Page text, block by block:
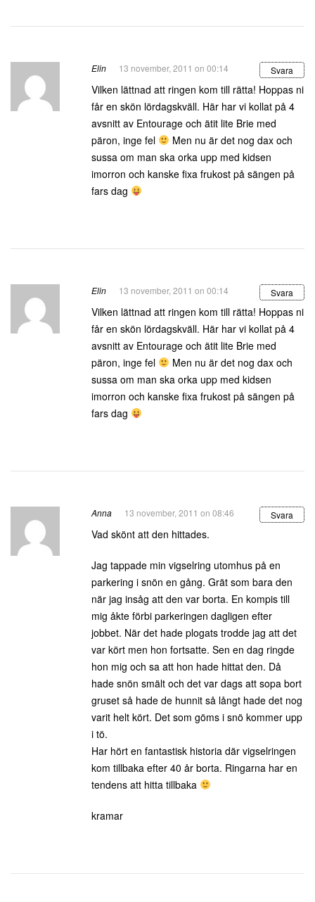
Elin 13 november, 2011 on 00:14 Svara
Vilken lättnad att ringen kom till rätta! Hoppas ni
får en skön lördagskväll. Här har vi kollat på 4
avsnitt av Entourage och ätit lite Brie med
päron, inge fel
Men nu är det nog dax och
sussa om man ska orka upp med kidsen
imorron och kanske fixa frukost på sängen på
fars dag
Elin 13 november, 2011 on 00:14 Svara
Vilken lättnad att ringen kom till rätta! Hoppas ni
får en skön lördagskväll. Här har vi kollat på 4
avsnitt av Entourage och ätit lite Brie med
päron, inge fel
Men nu är det nog dax och
sussa om man ska orka upp med kidsen
imorron och kanske fixa frukost på sängen på
fars dag
Anna 13 november, 2011 on 08:46 Svara
Vad skönt att den hittades.
Jag tappade min vigselring utomhus på en
parkering i snön en gång. Grät som bara den
när jag insåg att den var borta. En kompis till
mig åkte förbi parkeringen dagligen efter
jobbet. När det hade plogats trodde jag att det
var kört men hon fortsatte. Sen en dag ringde
hon mig och sa att hon hade hittat den. Då
hade snön smält och det var dags att sopa bort
gruset så hade de hunnit så långt hade det nog
varit helt kört. Det som göms i snö kommer upp
i tö.
Har hört en fantastisk historia där vigselringen
kom tillbaka efter 40 år borta. Ringarna har en
tendens att hitta tillbaka
kramar